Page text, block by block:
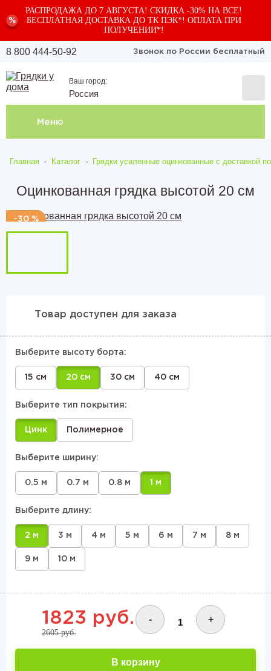
%
РАСПРОДАЖА ДО 7 АВГУСТА! СКИДКА -30% НА ВСЕ!
БЕСПЛАТНАЯ ДОСТАВКА ДО ТК ПЭК*! ОПЛАТА ПРИ
ПОЛУЧЕНИИ*!
8 800 444-50-92 Звонок по России бесплатный
Ваш город:
Россия
Меню
Главная - Каталог - Грядки усиленные оцинкованные с доставкой
Оцинкованная грядка высотой 20 см
-30 %
Товар доступен для заказа
Выберите высоту борта:
15 см 20 см 30 см 40 см
Выберите тип покрытия:
Цинк Полимерное
Выберите ширину:
0.5 м 0.7 м 0.8 м 1 м
Выберите длину:
2 м 3 м 4 м 5 м 6 м 7 м 8 м
9 м 10 м
1823 руб.
2605 руб.
- +
В корзину